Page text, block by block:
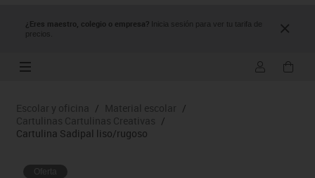
¿Eres maestro, colegio o empresa? Inicia sesión para ver tu tarifa de
precios.
Escolar y oficina / Material escolar
/
Cartulinas Cartulinas Creativas /
Cartulina Sadipal liso/rugoso
Oferta